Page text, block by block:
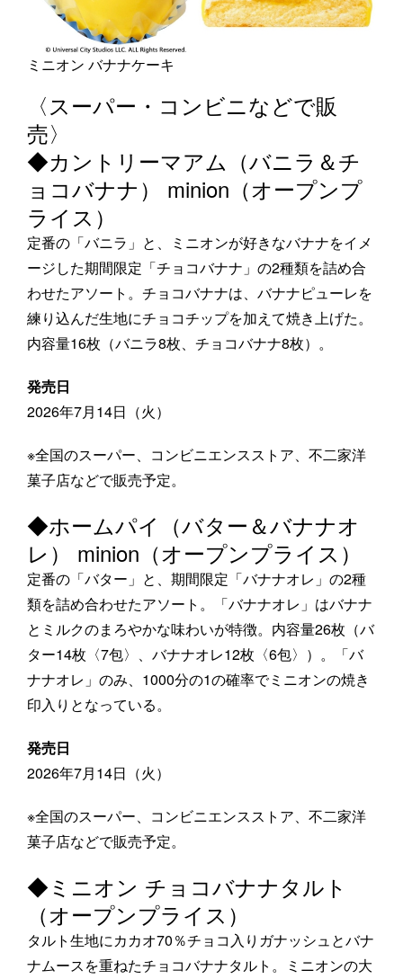
ミニオン バナナケーキ
〈スーパー・コンビニなどで販
売〉
◆カントリーマアム（バニラ＆チ
ョコバナナ） minion（オープンプ
ライス）
定番の「バニラ」と、ミニオンが好きなバナナをイメ
ージした期間限定「チョコバナナ」の2種類を詰め合
わせたアソート。チョコバナナは、バナナピューレを
練り込んだ生地にチョコチップを加えて焼き上げた。
内容量16枚（バニラ8枚、チョコバナナ8枚）。
発売日
2026年7月14日（火）
※全国のスーパー、コンビニエンスストア、不二家洋
菓子店などで販売予定。
◆ホームパイ（バター＆バナナオ
レ） minion（オープンプライス）
定番の「バター」と、期間限定「バナナオレ」の2種
類を詰め合わせたアソート。「バナナオレ」はバナナ
とミルクのまろやかな味わいが特徴。内容量26枚（バ
ター14枚〈7包〉、バナナオレ12枚〈6包〉）。「バ
ナナオレ」のみ、1000分の1の確率でミニオンの焼き
印入りとなっている。
発売日
2026年7月14日（火）
※全国のスーパー、コンビニエンスストア、不二家洋
菓子店などで販売予定。
◆ミニオン チョコバナナタルト
（オープンプライス）
タルト生地にカカオ70％チョコ入りガナッシュとバナ
ナムースを重ねたチョコバナナタルト。ミニオンの大